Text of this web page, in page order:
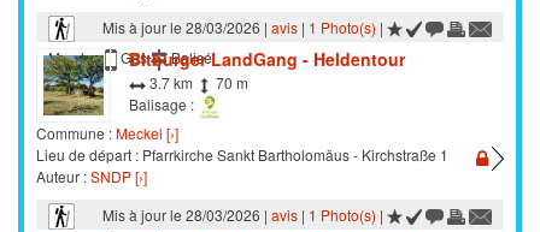
Mis à jour le 28/03/2026 | avis| 1 Photo(s) |
Marche
Gps Balisé
Bitburger LandGang - Heldentour
3.7 km
70 m
Balisage :
Commune :Meckel [›]
Lieu de départ : Pfarrkirche Sankt Bartholomäus - Kirchstraße 1
Auteur :SNDP [›]
Mis à jour le 28/03/2026 | avis| 1 Photo(s) |